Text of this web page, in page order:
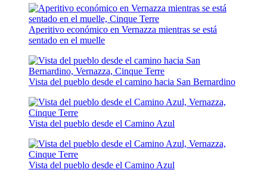
Aperitivo económico en Vernazza mientras se está
sentado en el muelle
Vista del pueblo desde el camino hacia San Bernardino
Vista del pueblo desde el Camino Azul
Vista del pueblo desde el Camino Azul